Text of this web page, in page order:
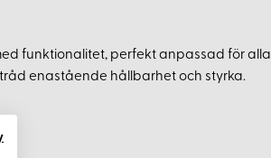
funktionalitet, perfekt anpassad för alla
enastående hållbarhet och styrka.